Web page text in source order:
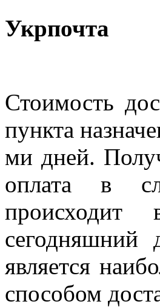
Укрпочта
Стоимость
пункта
ми дней.
оплата в
является
способом